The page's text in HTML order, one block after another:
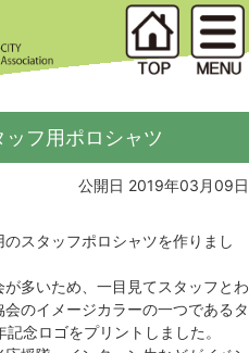
ッフ用ポロシャツ
公開日 2019年03月09日
スタッフポロシャツを作りまし
多いため、一目見てスタッフとわ
のイメージカラーの一つであるタ
念ロゴをプリントしました。